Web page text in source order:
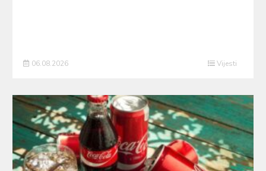
06.08.2026 Vijesti